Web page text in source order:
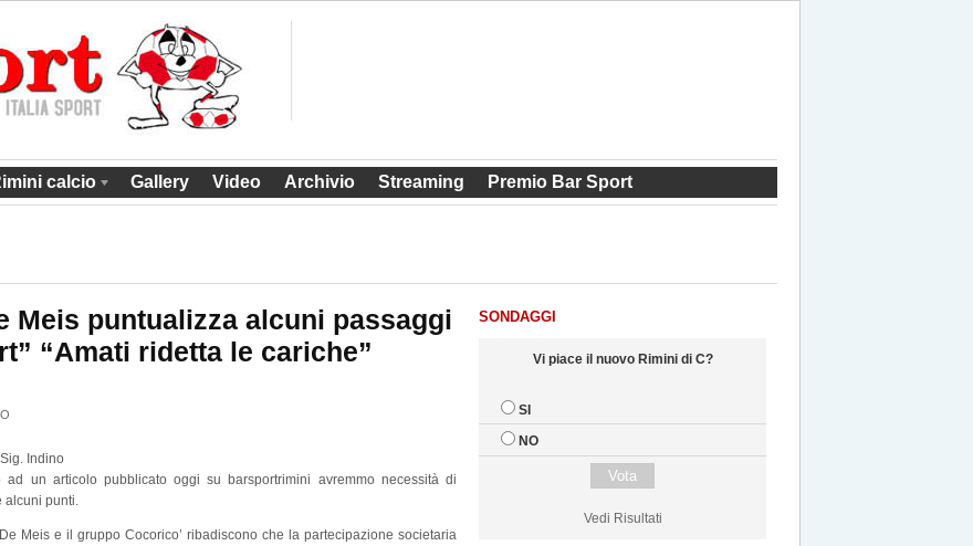
calcio Gallery Video Archivio Streaming Premio Bar Sport
Meis puntualizza alcuni passaggi
“Amati ridetta le cariche”
Indino
ad un articolo pubblicato oggi su barsportrimini avremmo necessità di
alcuni punti.
Meis e il gruppo Cocorico’ ribadiscono che la partecipazione societaria
SONDAGGI
Vi piace il nuovo Rimini di C?
SI
NO
Vedi Risultati